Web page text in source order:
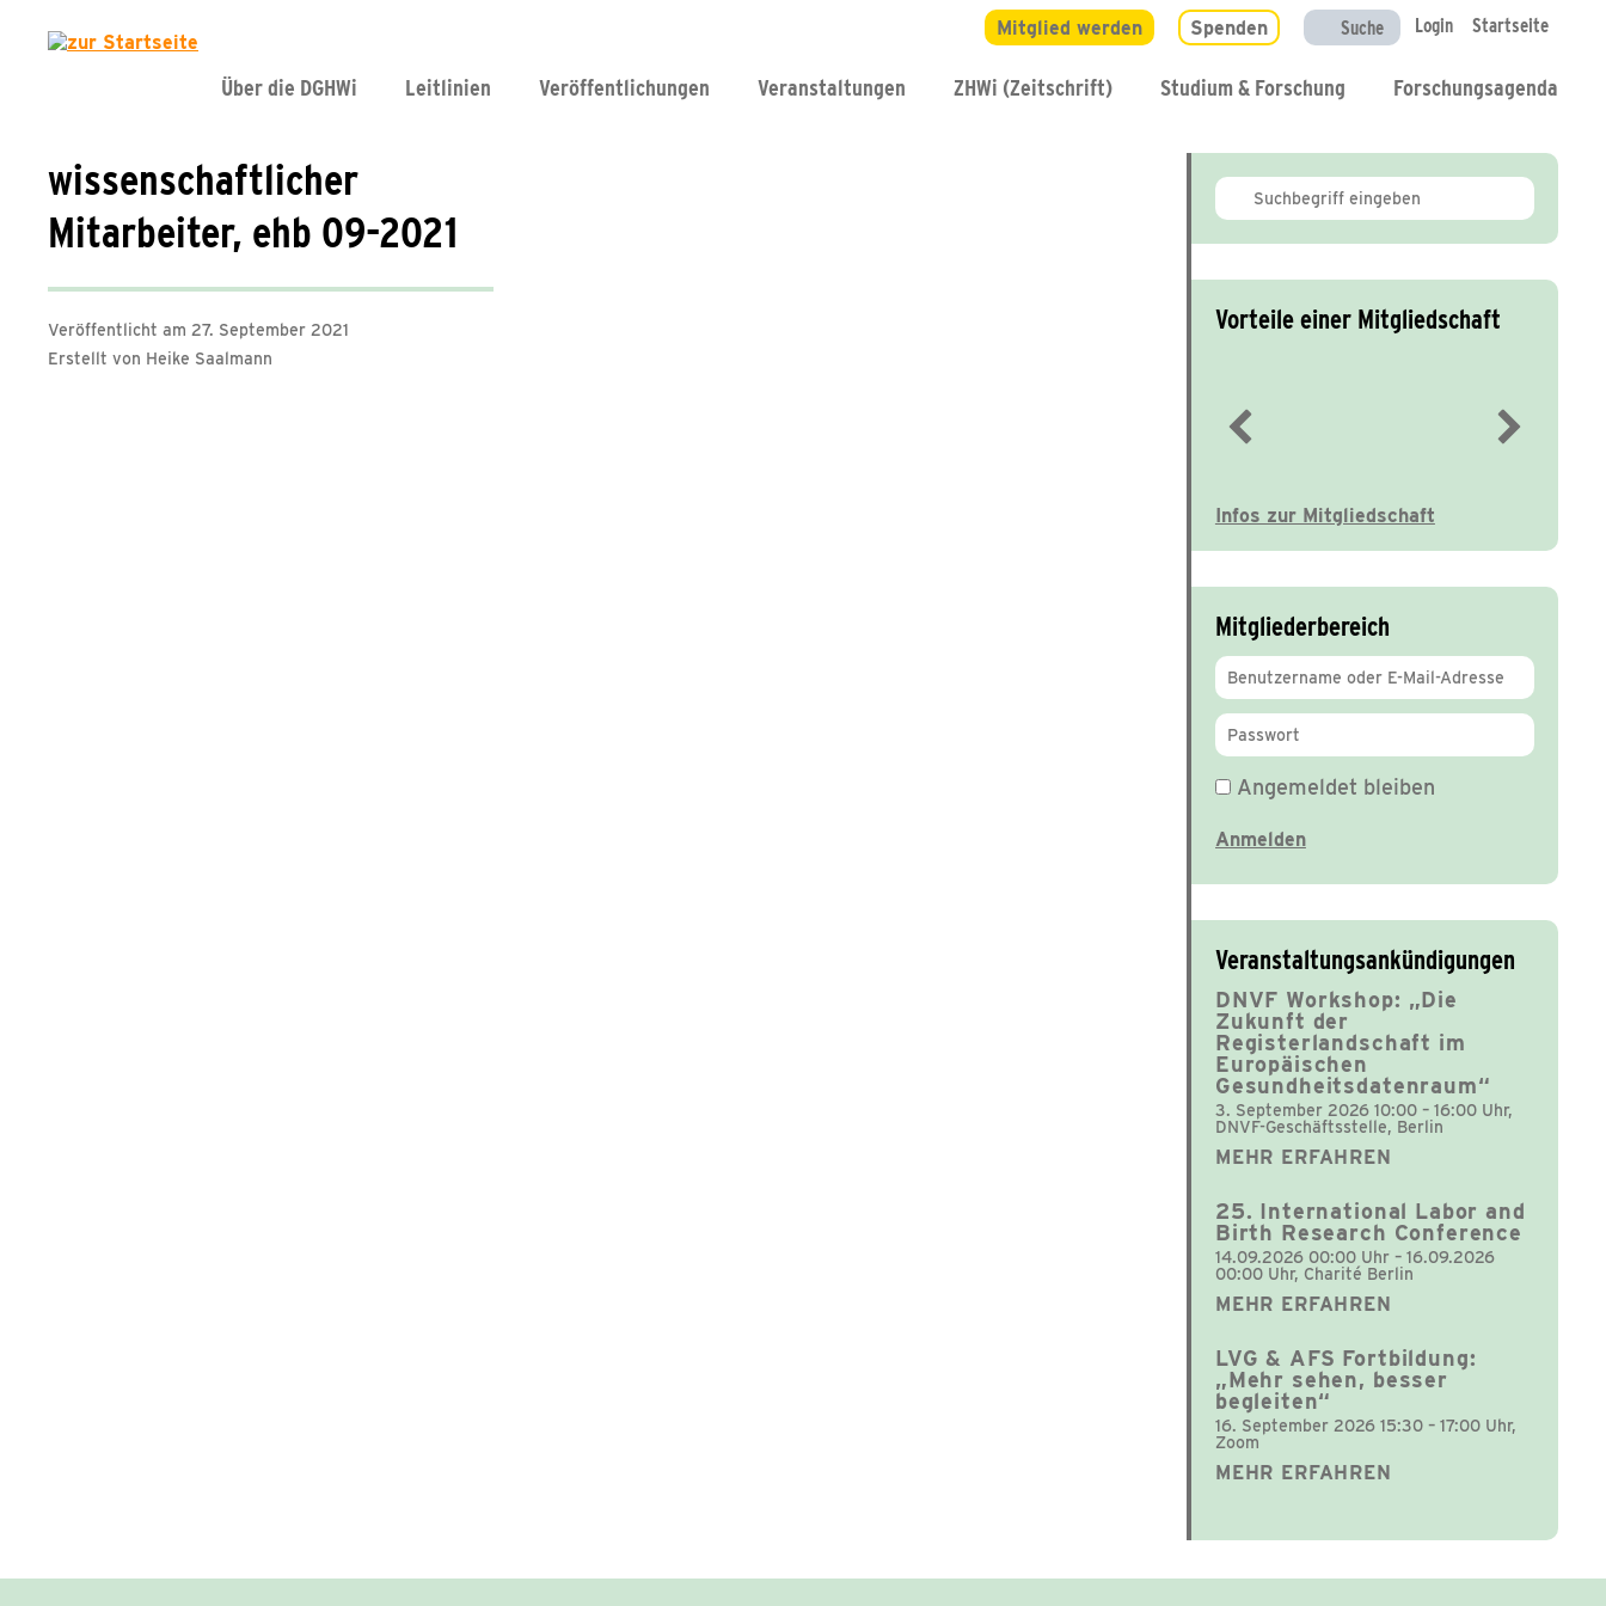
Mitglied werden Spenden Suche Login Startseite
Über die DGHWi Leitlinien Veröffentlichungen Veranstaltungen ZHWi (Zeitschrift) Studium & Forschung Forschungsagenda
wissenschaftlicher
Mitarbeiter, ehb 09-2021
Veröffentlicht am 27. September 2021
Erstellt von Heike Saalmann
Vorteile einer Mitgliedschaft
Infos zur Mitgliedschaft
Mitgliederbereich
Angemeldet bleiben
Veranstaltungsankündigungen
DNVF Workshop: „Die
Zukunft der
Registerlandschaft im
Europäischen
Gesundheitsdatenraum“
3. September 2026 10:00 – 16:00 Uhr,
DNVF-Geschäftsstelle, Berlin
MEHR ERFAHREN
25. International Labor and
Birth Research Conference
14.09.2026 00:00 Uhr – 16.09.2026
00:00 Uhr, Charité Berlin
MEHR ERFAHREN
LVG & AFS Fortbildung:
„Mehr sehen, besser
begleiten“
16. September 2026 15:30 – 17:00 Uhr,
Zoom
MEHR ERFAHREN